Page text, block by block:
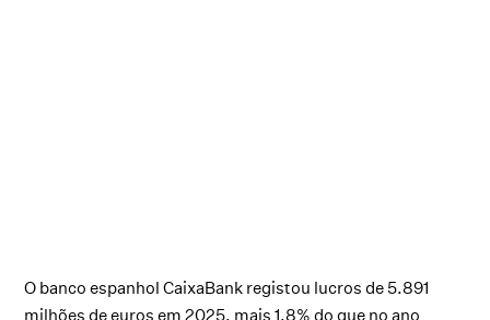
O banco espanhol CaixaBank registou lucros de 5.891
milhões de euros em 2025, mais 1,8% do que no ano